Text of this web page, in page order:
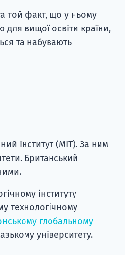
той факт, що у ньому
для вищої освіти країни,
та набувають
інститут (MIT). За ним
Британський
інституту
технологічному
глобальному
університету.